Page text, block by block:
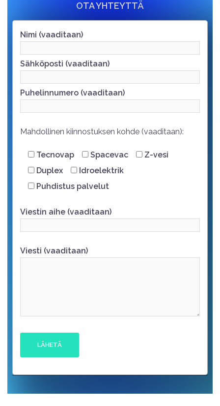
OTA YHTEYTTÄ
Nimi (vaaditaan)
Sähköposti (vaaditaan)
Puhelinnumero (vaaditaan)
Mahdollinen kiinnostuksen kohde (vaaditaan):
Tecnovap Spacevac
Z-vesi
Duplex
Idroelektrik
Puhdistus palvelut
Viestin aihe (vaaditaan)
Viesti (vaaditaan)